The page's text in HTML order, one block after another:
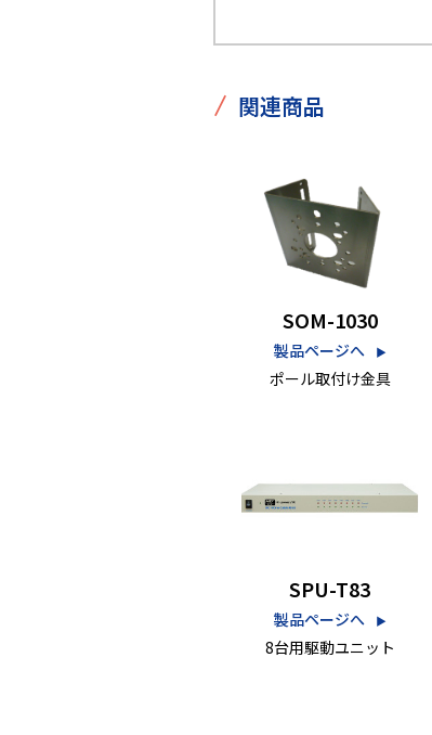
/ 関連商品
SOM-1030
製品ページへ ▶︎
ポール取付け金具
SPU-T83
製品ページへ ▶︎
8台用駆動ユニット